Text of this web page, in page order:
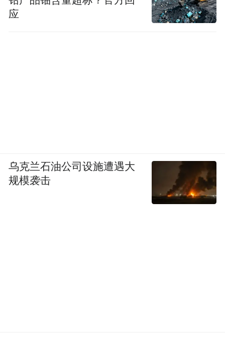
应
乌克兰石油公司设施遭遇大
规模袭击